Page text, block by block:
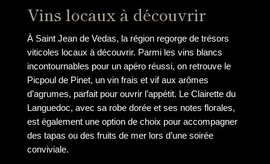
Vins locaux à découvrir
À Saint Jean de Vedas, la région regorge de trésors
viticoles locaux à découvrir. Parmi les vins blancs
incontournables pour un apéro réussi, on retrouve le
Picpoul de Pinet, un vin frais et vif aux arômes
d’agrumes, parfait pour ouvrir l’appétit. Le Clairette du
Languedoc, avec sa robe dorée et ses notes florales,
est également une option de choix pour accompagner
des tapas ou des fruits de mer lors d’une soirée
conviviale.